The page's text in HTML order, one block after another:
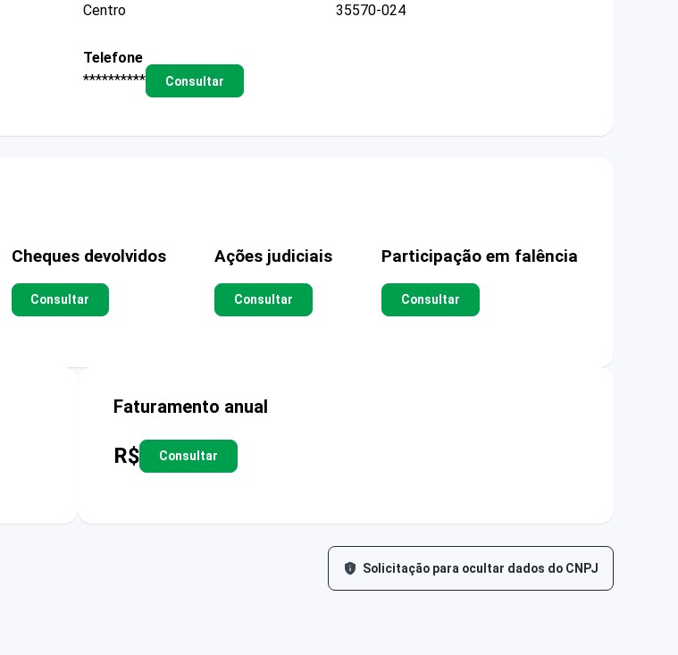
Centro
35570-024
Telefone
**********
Consultar
Cheques devolvidos
Consultar
Ações judiciais
Consultar
Participação em falência
Consultar
Faturamento anual
R$ Consultar
Solicitação para ocultar dados do CNPJ